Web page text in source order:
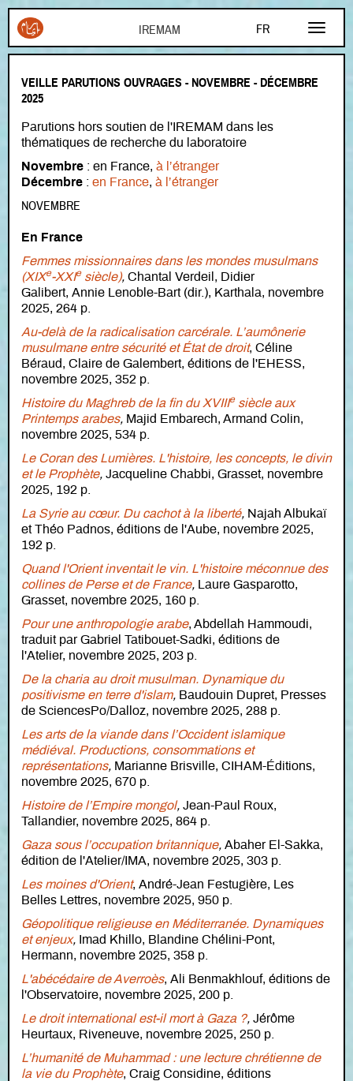
FR
AR
EN
Aller au contenu principal
VEILLE PARUTIONS OUVRAGES - NOVEMBRE - DÉCEMBRE
2025
Parutions hors soutien de l'IREMAM dans les
thématiques de recherche du laboratoire
Novembre : en France, à l’étranger
Décembre : en France, à l’étranger
NOVEMBRE
En France
Femmes missionnaires dans les mondes musulmans
(XIXe-XXIesiècle), Chantal Verdeil, Didier
Galibert, Annie Lenoble-Bart (dir.), Karthala, novembre
2025, 264 p.
Au-delà de la radicalisation carcérale. L’aumônerie
musulmane entre sécurité et État de droit, Céline
Béraud, Claire de Galembert, éditions de l'EHESS,
novembre 2025, 352 p.
Histoire du Maghreb de la fin du XVIIIesiècle aux
Printemps arabes, Majid Embarech, Armand Colin,
novembre 2025, 534 p.
Le Coran des Lumières. L'histoire, les concepts, le divin
et le Prophète, Jacqueline Chabbi, Grasset, novembre
2025, 192 p.
La Syrie au cœur. Du cachot à la liberté, Najah Albukaï
et Théo Padnos, éditions de l'Aube, novembre 2025,
192 p.
Quand l'Orient inventait le vin. L'histoire méconnue des
collines de Perse et de France,
Laure Gasparotto,
Grasset, novembre 2025, 160 p.
Pour une anthropologie arabe, Abdellah Hammoudi,
traduit par Gabriel Tatibouet-Sadki, éditions de
l'Atelier, novembre 2025, 203 p.
De la charia au droit musulman. Dynamique du
positivisme en terre d'islam, Baudouin Dupret, Presses
de SciencesPo/Dalloz, novembre 2025, 288 p.
Les arts de la viande dans l’Occident islamique
médiéval. Productions, consommations et
représentations, Marianne Brisville, CIHAM-Éditions,
novembre 2025, 670 p.
Histoire de l’Empire mongol, Jean-Paul Roux,
Tallandier, novembre 2025, 864 p.
Gaza sous l’occupation britannique, Abaher El-Sakka,
édition de l'Atelier/IMA, novembre 2025, 303 p.
Les moines d'Orient, André-Jean Festugière, Les
Belles Lettres, novembre 2025, 950 p.
Géopolitique religieuse en Méditerranée. Dynamiques
et enjeux, Imad Khillo, Blandine Chélini-Pont,
Hermann, novembre 2025, 358 p.
L'abécédaire de Averroès, Ali Benmakhlouf, éditions de
l'Observatoire, novembre 2025, 200 p.
Le droit international est-il mort à Gaza ?, Jérôme
Heurtaux, Riveneuve, novembre 2025, 250 p.
L’humanité de Muhammad : une lecture chrétienne de
la vie du Prophète, Craig Considine, éditions